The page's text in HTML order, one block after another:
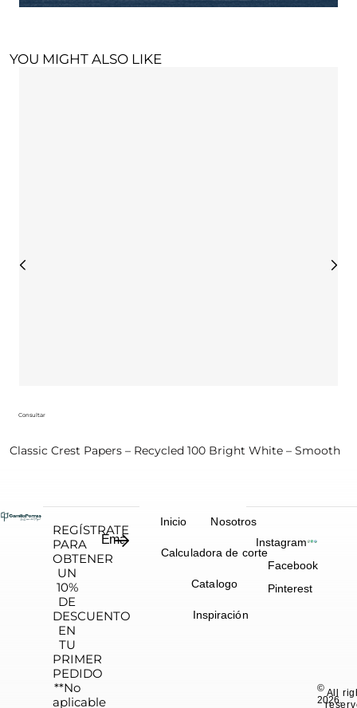
YOU MIGHT ALSO LIKE
Consultar
Classic Crest Papers – Recycled 100 Bright White – Smooth
REGÍSTRATE
PARA
OBTENER
UN
10%
DE
DESCUENTO
EN
TU
PRIMER
PEDIDO
**No
aplicable
Inicio Nosotros
Calculadora de corte
Catalogo
Inspiración
©
2026.
All
Instagram
Facebook
Pinterest